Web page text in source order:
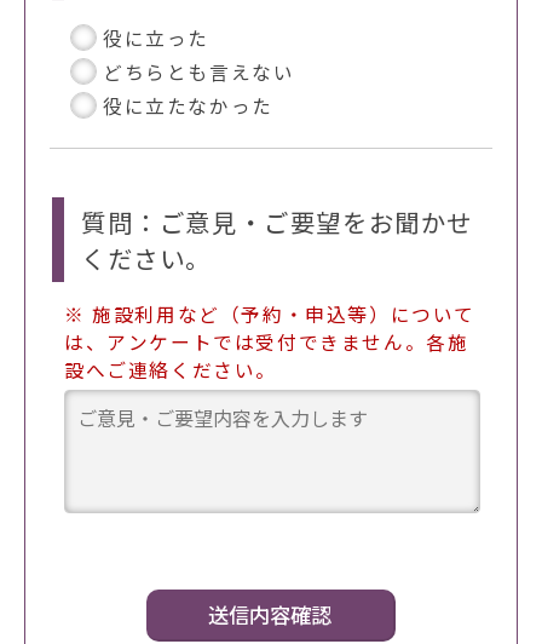
役に立った
どちらとも言えない
役に立たなかった
質問：ご意見・ご要望をお聞かせ
ください。
※ 施設利用など（予約・申込等）について
は、アンケートでは受付できません。各施
設へご連絡ください。